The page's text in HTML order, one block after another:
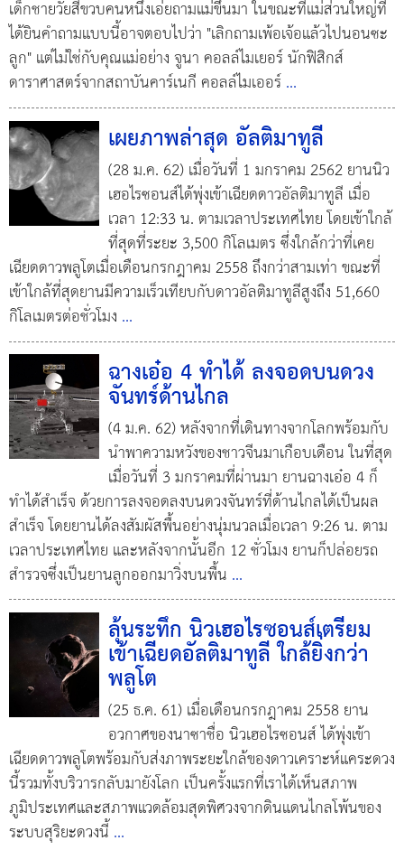
เด็กชายวัยสี่ขวบคนหนึ่งเอ่ยถามแม่ขึ้นมา ในขณะที่แม่ส่วนใหญ่ที่
ได้ยินคำถามแบบนี้อาจตอบไปว่า "เลิกถามเพ้อเจ้อแล้วไปนอนซะ
ลูก" แต่ไม่ใช่กับคุณแม่อย่าง จูนา คอลล์ไมเยอร์ นักฟิสิกส์
ดาราศาสตร์จากสถาบันคาร์เนกี คอลล์ไมเออร์...
เผยภาพล่าสุด อัลติมาทูลี
(28 ม.ค. 62) เมื่อวันที่ 1 มกราคม 2562 ยานนิว
เฮอไรซอนส์ได้พุ่งเข้าเฉียดดาวอัลติมาทูลี เมื่อ
เวลา 12:33 น. ตามเวลาประเทศไทย โดยเข้าใกล้
ที่สุดที่ระยะ 3,500 กิโลเมตร ซึ่งใกล้กว่าที่เคย
เฉียดดาวพลูโตเมื่อเดือนกรกฎาคม 2558 ถึงกว่าสามเท่า ขณะที่
เข้าใกล้ที่สุดยานมีความเร็วเทียบกับดาวอัลติมาทูลีสูงถึง 51,660
กิโลเมตรต่อชั่วโมง ...
ฉางเอ๋อ 4 ทำได้ ลงจอดบนดวง
จันทร์ด้านไกล
(4 ม.ค. 62) หลังจากที่เดินทางจากโลกพร้อมกับ
นำพาความหวังของชาวจีนมาเกือบเดือน ในที่สุด
เมื่อวันที่ 3 มกราคมที่ผ่านมา ยานฉางเอ๋อ 4 ก็
ทำได้สำเร็จ ด้วยการลงจอดลงบนดวงจันทร์ที่ด้านไกลได้เป็นผล
สำเร็จ โดยยานได้ลงสัมผัสพื้นอย่างนุ่มนวลเมื่อเวลา 9:26 น. ตาม
เวลาประเทศไทย และหลังจากนั้นอีก 12 ชั่วโมง ยานก็ปล่อยรถ
สำรวจซึ่งเป็นยานลูกออกมาวิ่งบนพื้น ...
ลุ้นระทึก นิวเฮอไรซอนส์เตรียม
เข้าเฉียดอัลติมาทูลี ใกล้ยิ่งกว่า
พลูโต
(25 ธ.ค. 61) เมื่อเดือนกรกฎาคม 2558 ยาน
อวกาศของนาซาชื่อ นิวเฮอไรซอนส์ ได้พุ่งเข้า
เฉียดดาวพลูโตพร้อมกับส่งภาพระยะใกล้ของดาวเคราะห์แคระดวง
นี้รวมทั้งบริวารกลับมายังโลก เป็นครั้งแรกที่เราได้เห็นสภาพ
ภูมิประเทศและสภาพแวดล้อมสุดพิศวงจากดินแดนไกลโพ้นของ
ระบบสุริยะดวงนี้ ...